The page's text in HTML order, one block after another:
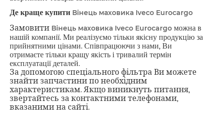
Де краще купити Вінець маховика Iveco Eurocargo
Замовити Вінець маховика Iveco Eurocargo можна в
нашій компанії. Ми реалізуємо тільки якісну продукцію за
прийнятними цінами. Співпрацюючи з нами, Ви
отримаєте тільки кращу якість і тривалий термін
експлуатації деталей.
За допомогою спеціального фільтра Ви можете
знайти запчастини по необхідним
характеристикам. Якщо виникнуть питання,
звертайтесь за контактними телефонами,
вказаними на сайті.